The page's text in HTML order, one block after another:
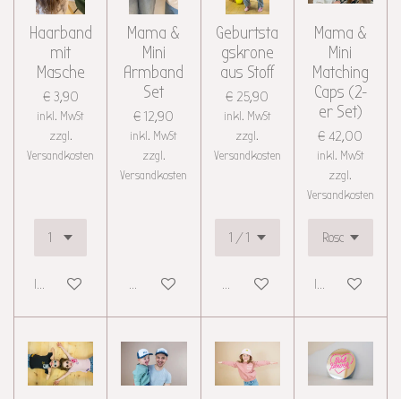
Haarband
mit
Masche
€ 3,90
inkl. MwSt
zzgl.
Versandkosten
In den Warenkorb
Mama &
Mini
Armband
Set
€ 12,90
inkl. MwSt
zzgl.
Versandkosten
Details anzeigen
Geburtsta
gskrone
aus Stoff
€ 25,90
inkl. MwSt
zzgl.
Versandkosten
Details anzeigen
Mama &
Mini
Matching
Caps (2-
er Set)
€ 42,00
inkl. MwSt
zzgl.
Versandkosten
In den